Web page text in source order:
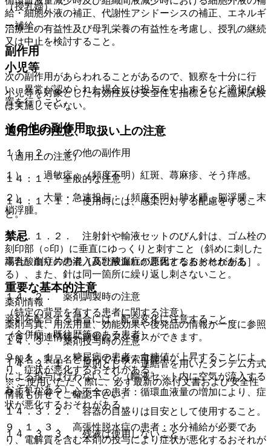
（授乳婦）
治療上の有益性及び母乳栄養の有益性を考慮し、授乳の継続
又は中止を検討すること。
小児等
小児等を対象とした有効性及び安全性を指標とした臨床試験
は実施していない。
適用上の注意、取扱い上の注意
（適用上の注意）
１４．１． 全般的な注意
１４．１．１． 使用時には、感染に対する配慮をするこ
と。
１４．１．２． 注射針や輸液セットのびん針は、ゴム栓の
刻印部（○印）に垂直にゆっくりと刺すこと（斜めに刺した
場合、削り片の混入及び液漏れの原因となるおそれがあ
る）、また、針は同一箇所に繰り返し刺さないこと。
１４．２． 薬剤調製時の注意
薬剤を配合する場合には、配合変化に注意すること。
１４．３． 薬剤投与時の注意
１４．３．１． 原則として、連結管を用いたタンデム方式
による投与は行わないこと（輸液セット内に空気が流入する
おそれがある）。
１４．３．２． 容器の目盛りは目安として使用すること。
１４．３．３． 残液は使用しないこと。
給・細胞外液の補正、代謝性アシドーシスの補正、エネルギ
ー補給。
副作用
次の副作用があらわれることがあるので、観察を十分に行
い、異常が認められた場合には投与を中止するなど適切な処
置を行うこと。
その他の副作用
１１．２． その他の副作用
１）． 過敏症：（頻度不明）紅斑、蕁麻疹、そう痒感。
２）． 大量・急速投与：（頻度不明）肺水腫、脳浮腫、末
梢浮腫。
禁忌
高乳酸血症の患者［高乳酸血症が悪化するおそれがある］。
重要な基本的注意
（特定の背景を有する患者に関する注意）
（合併症・既往歴等のある患者）
９．１．１． 糖尿病の患者：血糖値が上昇することによ
り、症状が悪化するおそれがある。
９．１．２． 心不全の患者：循環血液量の増加により、症
状が悪化するおそれがある。
９．１．３． 高張性脱水症の患者：水分補給が必要であ
り、電解質を含む本剤の投与により症状が悪化するおそれが
薬剤情報
薬剤写真、用法用量、効能効果や後発品の情報が一度に参照
でき、関連情報へ簡単にアクセスができます。
一般名、製品名どちらでも検索可能！
※ ご使用いただく際に、必ず最新の添付文書および安全性
情報も併せてご確認下さい。